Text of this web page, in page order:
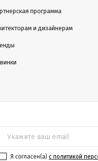
программа
и дизайнерам
Я согласен(a) с политикой